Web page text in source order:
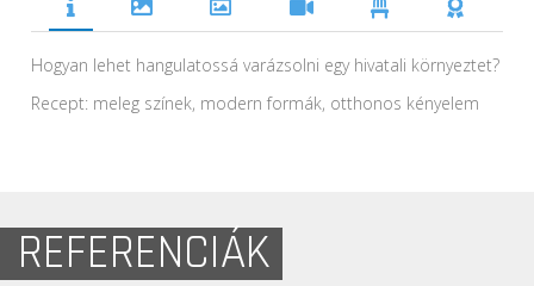
Hogyan lehet hangulatossá varázsolni egy hivatali környeztet?
Recept: meleg színek, modern formák, otthonos kényelem
REFERENCIÁK